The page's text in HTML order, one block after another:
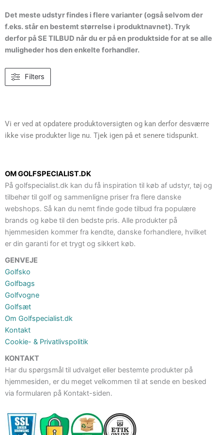
Det meste udstyr findes i flere varianter (også selvom der
f.eks. står en bestemt størrelse i produktnavnet). Tryk
derfor på SE TILBUD når du er på en produktside for at se alle
muligheder hos den enkelte forhandler.
Filters
Vi er ved at opdatere produktoversigten og kan derfor desværre
ikke vise produkter lige nu. Tjek igen på et senere tidspunkt.
OM GOLFSPECIALIST.DK
På golfspecialist.dk kan du få inspiration til køb af udstyr, tøj og
tilbehør til golf og sammenligne priser fra flere danske
webshops. Så kan du nemt finde gode tilbud fra populære
brands og købe til den bedste pris. Alle produkter på
hjemmesiden kommer fra kendte, danske forhandlere, hvilket
er din garanti for et trygt og sikkert køb.
GENVEJE
Golfsko
Golfbags
Golfvogne
Golfsæt
Om Golfspecialist.dk
Kontakt
Cookie- & Privatlivspolitik
KONTAKT
Har du spørgsmål til udvalget eller bestemte produkter på
hjemmesiden, er du meget velkommen til at sende en besked
via formularen på Kontakt-siden.